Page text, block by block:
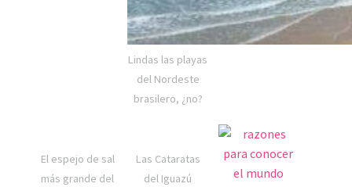
Lindas las playas
del Nordeste
brasilero, ¿no?
El espejo de sal
más grande del
Las Cataratas
del Iguazú